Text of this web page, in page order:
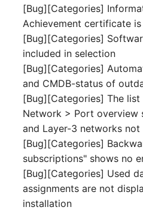
Release Notes 1.7
[Bug][Categories]
Achievement certificate
[Bug][Categories]
included in selection
[Bug][Categories]
and CMDB-status of
[Bug][Categories] The
Network > Port overview
and Layer-3 networks not
[Bug][Categories]
subscriptions" shows no
[Bug][Categories] Used
assignments are not
installation